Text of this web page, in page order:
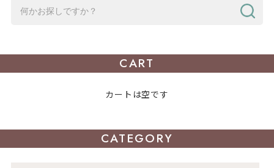
CART
カートは空です
CATEGORY